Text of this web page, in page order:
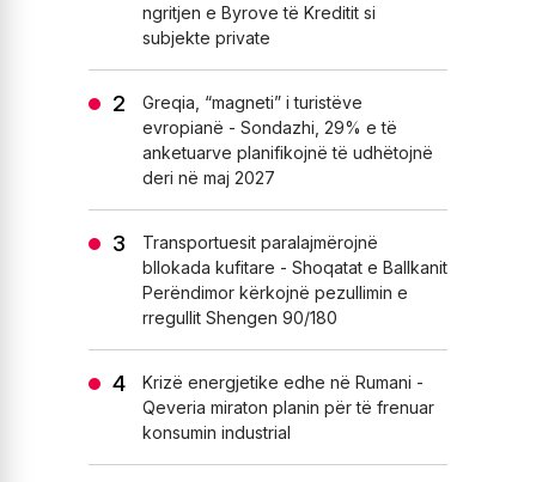
ngritjen e Byrove të Kreditit si
subjekte private
Greqia, “magneti” i turistëve
evropianë - Sondazhi, 29% e të
anketuarve planifikojnë të udhëtojnë
deri në maj 2027
Transportuesit paralajmërojnë
bllokada kufitare - Shoqatat e Ballkanit
Perëndimor kërkojnë pezullimin e
rregullit Shengen 90/180
Krizë energjetike edhe në Rumani -
Qeveria miraton planin për të frenuar
konsumin industrial